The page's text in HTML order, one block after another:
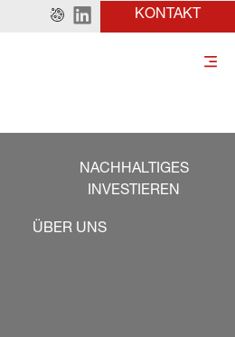
KONTAKT
NACHHALTIGES
INVESTIEREN
ÜBER UNS